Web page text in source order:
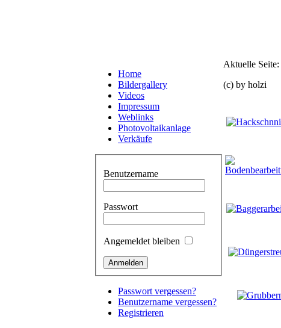
Home
Bildergallery
Videos
Impressum
Weblinks
Photovoltaikanlage
Verkäufe
Benutzername
Passwort
Angemeldet bleiben
Passwort vergessen?
Benutzername vergessen?
Registrieren
Aktuelle Seite:
(c) by holzi